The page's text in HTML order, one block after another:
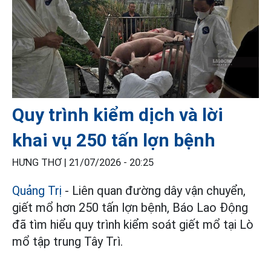
Quy trình kiểm dịch và lời
khai vụ 250 tấn lợn bệnh
HƯNG THƠ | 21/07/2026 - 20:25
Quảng Trị - Liên quan đường dây vận chuyển,
giết mổ hơn 250 tấn lợn bệnh, Báo Lao Động
đã tìm hiểu quy trình kiểm soát giết mổ tại Lò
mổ tập trung Tây Trì.